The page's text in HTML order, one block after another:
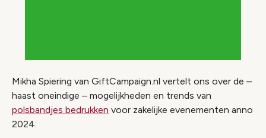
Mikha Spiering van GiftCampaign.nl vertelt ons over de –
haast oneindige – mogelijkheden en trends van
polsbandjes bedrukken voor zakelijke evenementen anno
2024: